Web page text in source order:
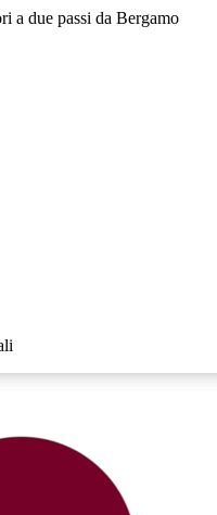
a due passi da Bergamo